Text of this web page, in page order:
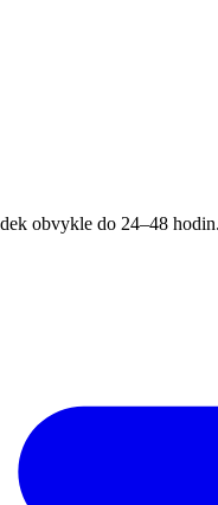
obvykle do 24–48